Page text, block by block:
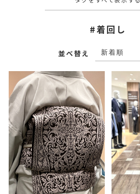
#着回し
並べ替え